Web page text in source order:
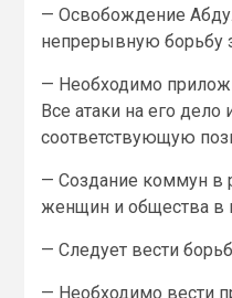
— Освобождение
непрерывную борьбу
— Необходимо
Все атаки на его
соответствующую
— Создание коммун в
женщин и общества в
— Следует вести
— Необходимо вести